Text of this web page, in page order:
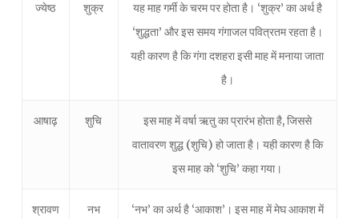
ज्येष्ठ शुक्र
यह माह गर्मी के चरम पर होता है। ‘शुक्र’ का अर्थ है
‘शुद्धता’ और इस समय गंगाजल पवित्रतम रहता है।
यही कारण है कि गंगा दशहरा इसी माह में मनाया जाता
है।
आषाढ़ शुचि
इस माह में वर्षा ऋतु का प्रारंभ होता है, जिससे
वातावरण शुद्ध (शुचि) हो जाता है। यही कारण है कि
इस माह को ‘शुचि’ कहा गया।
श्रावण नभ
‘नभ’ का अर्थ है ‘आकाश’। इस माह में मेघ आकाश में